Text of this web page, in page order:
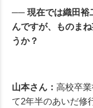
── 現在では織田裕
んですが、ものま
うか？
山本さん： 高校卒
て2年半のあいだ修